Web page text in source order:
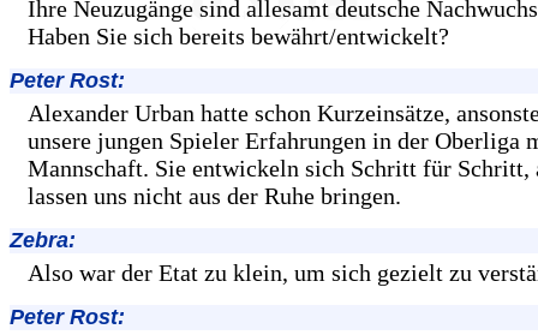
Ihre Neuzugänge sind allesamt deutsche
Haben Sie sich bereits bewährt/entwickelt?
Peter Rost:
Alexander Urban hatte schon Kurzeinsätze,
unsere jungen Spieler Erfahrungen in der Oberliga
Mannschaft. Sie entwickeln sich Schritt für Schritt,
lassen uns nicht aus der Ruhe bringen.
Zebra:
Also war der Etat zu klein, um sich gezielt zu
Peter Rost: